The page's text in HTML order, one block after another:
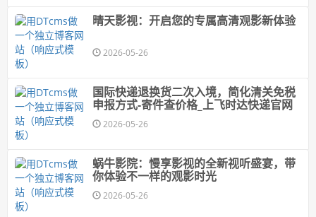
晴天影视：开启您的专属高清观影新体验
2026-05-26
国际快递退换货二次入境，简化清关免税
申报方式-寄件查价格_上飞时达快递官网
2026-05-26
蜗牛影院：慢享影视的全新视听盛宴，带
你体验不一样的观影时光
2026-05-26